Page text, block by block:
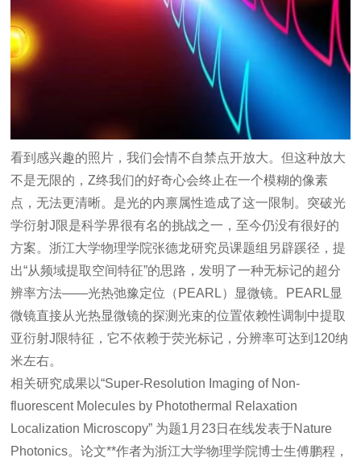
看到感兴趣的照片，我们会情不自禁点开放大。但这种放大
不是无限的，Z终我们的好奇心会终止在一个模糊的像素
点，无法更清晰。是光的内禀属性造成了这一限制。突破光
学衍射J限是科学界很有名的挑战之一，至今仍没有很好的
方案。浙江大学物理学院张德龙研究员课题组另辟蹊径，提
出“从频域提取空间特征”的思路，发明了一种无标记的超分
辨率方法——光热弛豫定位（ PEARL）显微镜。 PEARL显
微镜直接从光热显微镜的探测光束的位置依赖性调制中提取
亚衍射J限特征，它不依赖于荧光标记，分辨率可达到 120纳
米左右。
相关研究成果以“Super-Resolution Imaging of Non-
fluorescent Molecules by Photothermal Relaxation
Localization Microscopy” 为题1月23日在线发表于Nature
Photonics。论文**作者为浙江大学物理学院博士生傅鹏程，